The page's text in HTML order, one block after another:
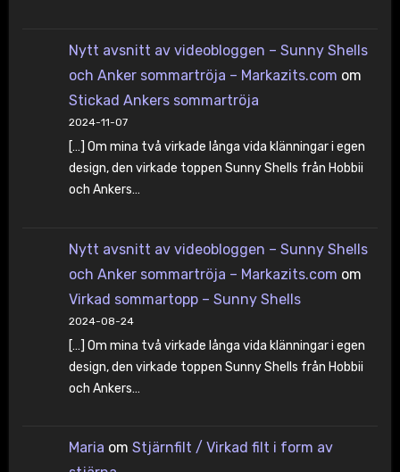
Nytt avsnitt av videobloggen – Sunny Shells
och Anker sommartröja – Markazits.com om
Stickad Ankers sommartröja
2024-11-07
[…] Om mina två virkade långa vida klänningar i egen
design, den virkade toppen Sunny Shells från Hobbii
och Ankers…
Nytt avsnitt av videobloggen – Sunny Shells
och Anker sommartröja – Markazits.com om
Virkad sommartopp – Sunny Shells
2024-08-24
[…] Om mina två virkade långa vida klänningar i egen
design, den virkade toppen Sunny Shells från Hobbii
och Ankers…
Maria om Stjärnfilt / Virkad filt i form av